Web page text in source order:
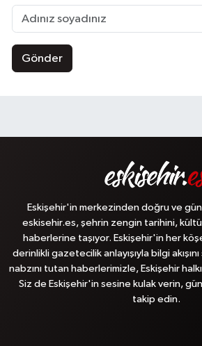
Gönder
Eskişehir'in merkezinden doğru ve
eskisehir.es, şehrin zengin tarihini,
haberlerine taşıyor. Eskişehir'in her
derinlikli gazetecilik anlayışıyla bilgi
nabzını tutan haberlerimizle, Eskişehir
Siz de Eskişehir'in sesine kulak verin,
takip edin.